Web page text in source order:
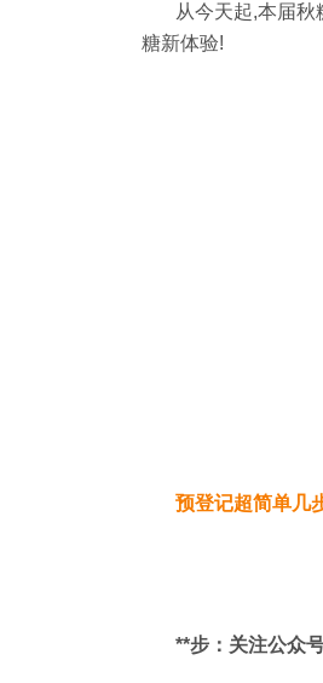
从今天起,本届
糖新体验!
预登记超简单几
**步：关注公众